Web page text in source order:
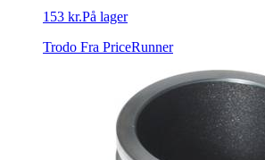
153 kr.På lager
Trodo Fra PriceRunner